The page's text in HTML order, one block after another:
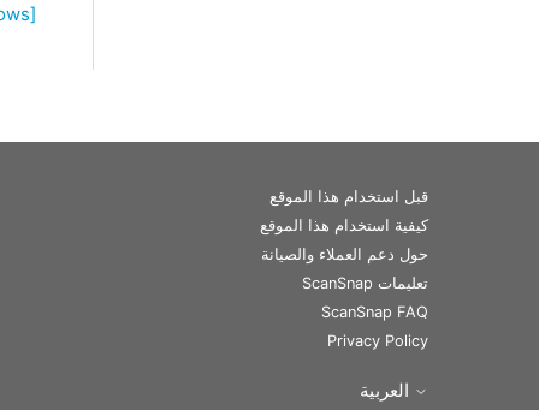
[Windows] كيف أستطيع السماح بالاتصال بأرقام المنافذ في إعدادات جدار الحماية؟
قبل استخدام هذا الموقع
كيفية استخدام هذا الموقع
حول دعم العملاء والصيانة
تعليمات ScanSnap
ScanSnap FAQ
Privacy Policy